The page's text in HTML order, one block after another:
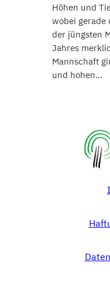
Höhen und
wobei gerade
der jüngsten
Jahres
Mannschaft
und hohen…